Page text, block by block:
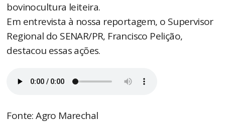
bovinocultura leiteira.
Em entrevista à nossa reportagem, o Supervisor
Regional do SENAR/PR, Francisco Pelição,
destacou essas ações.
Fonte: Agro Marechal